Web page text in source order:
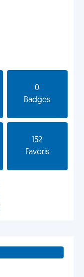
0
Badges
152
Favoris